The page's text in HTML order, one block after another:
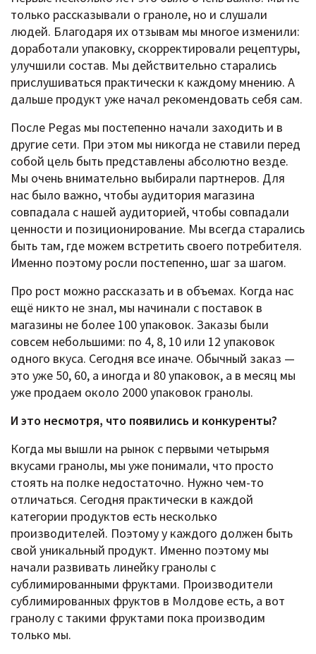
только рассказывали о граноле, но и слушали
людей. Благодаря их отзывам мы многое изменили:
доработали упаковку, скорректировали рецептуры,
улучшили состав. Мы действительно старались
прислушиваться практически к каждому мнению. А
дальше продукт уже начал рекомендовать себя сам.
После Pegas мы постепенно начали заходить и в
другие сети. При этом мы никогда не ставили перед
собой цель быть представлены абсолютно везде.
Мы очень внимательно выбирали партнеров. Для
нас было важно, чтобы аудитория магазина
совпадала с нашей аудиторией, чтобы совпадали
ценности и позиционирование. Мы всегда старались
быть там, где можем встретить своего потребителя.
Именно поэтому росли постепенно, шаг за шагом.
Про рост можно рассказать и в объемах. Когда нас
ещё никто не знал, мы начинали с поставок в
магазины не более 100 упаковок. Заказы были
совсем небольшими: по 4, 8, 10 или 12 упаковок
одного вкуса. Сегодня все иначе. Обычный заказ —
это уже 50, 60, а иногда и 80 упаковок, а в месяц мы
уже продаем около 2000 упаковок гранолы.
И это несмотря, что появились и конкуренты?
Когда мы вышли на рынок с первыми четырьмя
вкусами гранолы, мы уже понимали, что просто
стоять на полке недостаточно. Нужно чем-то
отличаться. Сегодня практически в каждой
категории продуктов есть несколько
производителей. Поэтому у каждого должен быть
свой уникальный продукт. Именно поэтому мы
начали развивать линейку гранолы с
сублимированными фруктами. Производители
сублимированных фруктов в Молдове есть, а вот
гранолу с такими фруктами пока производим
только мы.